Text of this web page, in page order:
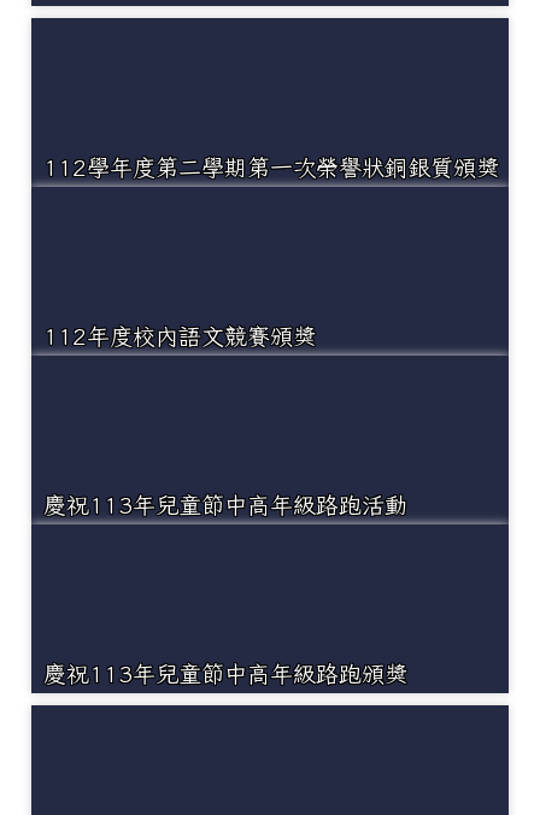
112學年度第二學期第一次榮譽狀銅銀質頒獎
112年度校內語文競賽頒獎
慶祝113年兒童節中高年級路跑活動
慶祝113年兒童節中高年級路跑頒獎